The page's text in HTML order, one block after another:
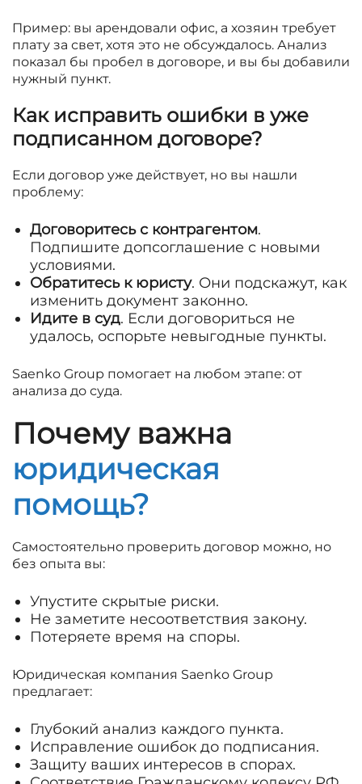
Пример: вы арендовали офис, а хозяин требует
плату за свет, хотя это не обсуждалось. Анализ
показал бы пробел в договоре, и вы бы добавили
нужный пункт.
Как исправить ошибки в уже
подписанном договоре?
Если договор уже действует, но вы нашли
проблему:
Договоритесь с контрагентом.
Подпишите допсоглашение с новыми
условиями.
Обратитесь к юристу. Они подскажут, как
изменить документ законно.
Идите в суд. Если договориться не
удалось, оспорьте невыгодные пункты.
Saenko Group помогает на любом этапе: от
анализа до суда.
Почему важна
юридическая
помощь?
Самостоятельно проверить договор можно, но
без опыта вы:
Упустите скрытые риски.
Не заметите несоответствия закону.
Потеряете время на споры.
Юридическая компания Saenko Group
предлагает:
Глубокий анализ каждого пункта.
Исправление ошибок до подписания.
Защиту ваших интересов в спорах.